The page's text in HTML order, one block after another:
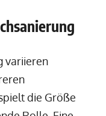
variieren
die Größe